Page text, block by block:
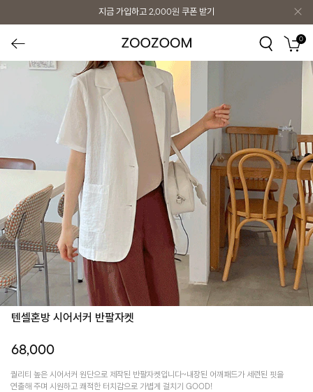
지금 가입하고 2,000원 쿠폰 받기
0
텐셀혼방 시어서커 반팔자켓
68,000
퀄리티 높은 시어서커 원단으로 제작된 반팔자켓입니다~내장된 어깨패드가 세련된 핏을
연출해 주며 시원하고 쾌적한 터치감으로 가볍게 걸치기 GOOD!